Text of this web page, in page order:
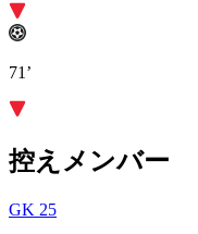
71’
控えメンバー
GK 25